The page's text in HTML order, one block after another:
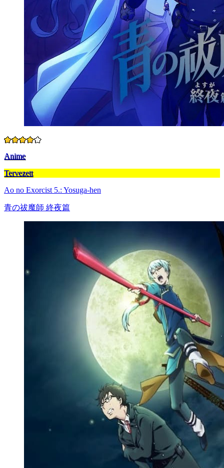
Anime
Tervezett
Ao no Exorcist 5.: Yosuga-hen
青の祓魔師 終夜篇